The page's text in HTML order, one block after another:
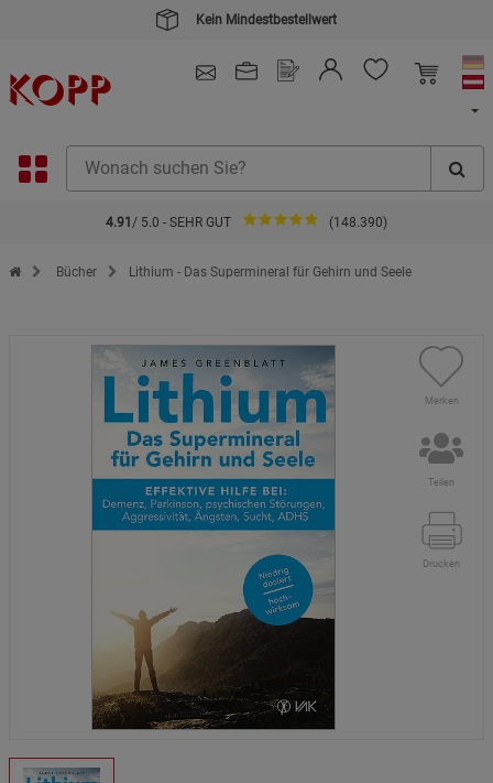
Kein Mindestbestellwert
4.91 / 5.0 - SEHR GUT (148.390)
Zur Startseite des Kopp Verlag Online-Shop
Bücher Lithium - Das Supermineral für Gehirn und Seele
Merken
Teilen
Drucken